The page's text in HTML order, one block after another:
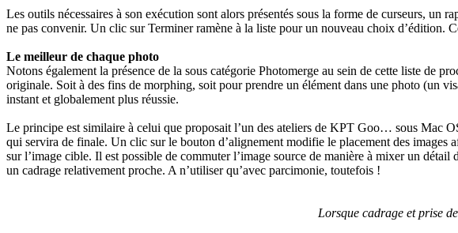
Les outils nécessaires à son exécution sont alors présentés sous la forme de curseurs,
ne pas convenir. Un clic sur Terminer ramène à la liste pour un nouveau choix d’édition.
Le meilleur de chaque photo
Notons également la présence de la sous catégorie Photomerge au sein de cette liste de
originale. Soit à des fins de morphing, soit pour prendre un élément dans une photo (un
instant et globalement plus réussie.
Le principe est similaire à celui que proposait l’un des ateliers de KPT Goo… sous Mac
qui servira de finale. Un clic sur le bouton d’alignement modifie le placement des images
sur l’image cible. Il est possible de commuter l’image source de manière à mixer un
un cadrage relativement proche. A n’utiliser qu’avec parcimonie, toutefois !
Lorsque cadrage et prise